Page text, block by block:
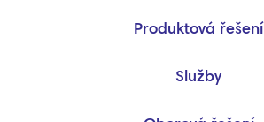
Produktová řešení
Služby